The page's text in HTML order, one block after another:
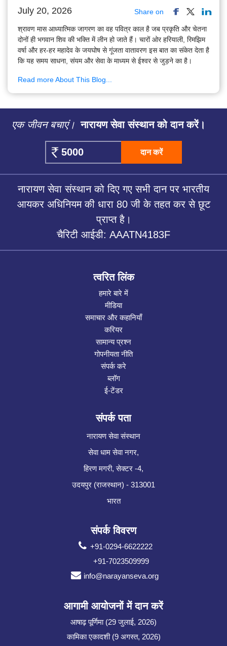
July 20, 2026 Share on
श्रावण मास आध्यात्मिक जागरण का वह पवित्र काल है जब प्रकृति और चेतना
दोनों ही भगवान शिव की भक्ति में लीन हो जाते हैं। चारों ओर हरियाली, रिमझिम
वर्षा और हर-हर महादेव के जयघोष से गूंजता वातावरण इस बात का संकेत देता है
कि यह समय साधना, संयम और सेवा के माध्यम से ईश्वर से जुड़ने का है।
Read more About This Blog...
एक जीवन बचाएं। नारायण सेवा संस्थान को दान करें।
दान करें
नारायण सेवा संस्थान को दिए गए सभी दान पर भारतीय
आयकर अधिनियम की धारा 80 जी के तहत कर से छूट
प्राप्त है।
चैरिटी आईडी: AAATN4183F
त्वरित लिंक
हमारे बारे में
मीडिया
समाचार और कहानियाँ
करियर
सामान्य प्रश्न
गोपनीयता नीति
संपर्क करे
ब्लॉग
ई-टेंडर
संपर्क पता
नारायण सेवा संस्थान
सेवा धाम सेवा नगर,
हिरण मगरी, सेक्टर -4,
उदयपुर (राजस्थान) - 313001
भारत
संपर्क विवरण
+91-0294-6622222
+91-7023509999
info@narayanseva.org
आगामी आयोजनों में दान करें
आषाढ़ पूर्णिमा (29 जुलाई, 2026)
कामिका एकादशी (9 अगस्त, 2026)